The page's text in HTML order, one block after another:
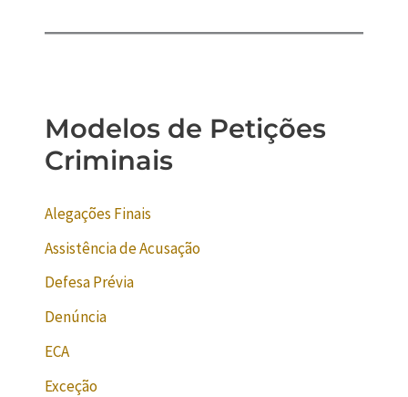
Modelos de Petições
Criminais
Alegações Finais
Assistência de Acusação
Defesa Prévia
Denúncia
ECA
Exceção